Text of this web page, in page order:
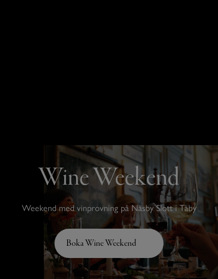
Wine Weekend
Weekend med vinprovning på Näsby Slott i Täby
Boka Wine Weekend